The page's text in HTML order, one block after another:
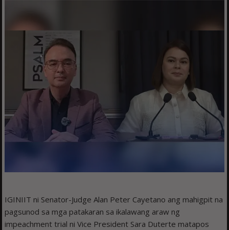
IGINIIT ni Senator-Judge Alan Peter Cayetano ang mahigpit na
pagsunod sa mga patakaran sa ikalawang araw ng
impeachment trial ni Vice President Sara Duterte matapos